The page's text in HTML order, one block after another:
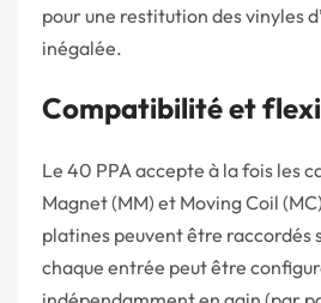
pour une restitution des vinyles
inégalée.
Compatibilité et
Le 40 PPA accepte à la fois les
Magnet (MM) et Moving Coil
platines peuvent être raccordés
chaque entrée peut être